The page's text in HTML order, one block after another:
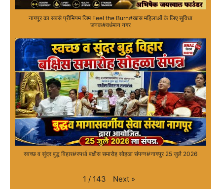
नागपूर का सबसे प्रीमियम जिम Feel the Burn#खास महिलाओं के लिए सुविधा
जनक#वर्धमान नगर
स्वच्छ व सुंदर बुद्ध विहार#स्पर्धा बक्षीस समारोह सोहळा संपन्न#नागपुर 25 जुलै 2026
1 / 143 Next »